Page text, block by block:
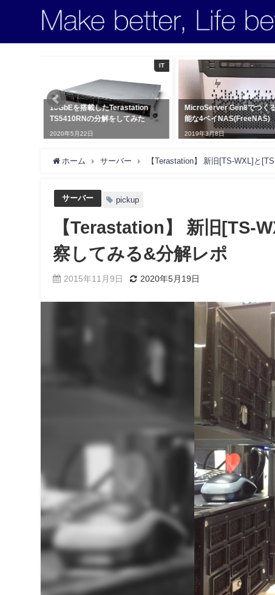
IT
MicroServer Gen8でつくる高性
能な4ベイNAS(FreeNAS)
2019年3月8日
[.co] 世界で最も短いt.coや
どの一文字+.coを使用して
webサイトを全てまとめて
ホーム サーバー 【Terastation】 新旧[TS-WXL]と
サーバー pickup
【Terastation】 新旧[TS-
察してみる&分解レポ
2015年11月9日 2020年5月19日